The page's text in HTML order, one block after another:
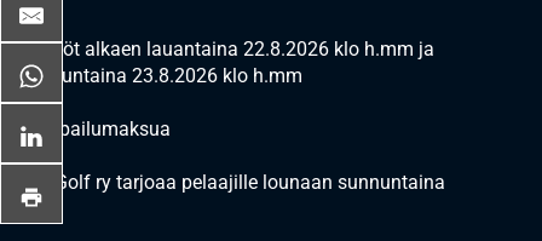
Lähdöt alkaen lauantaina 22.8.2026 klo h.mm ja
sunnuntaina 23.8.2026 klo h.mm
Ei kilpailumaksua
Eke Golf ry tarjoaa pelaajille lounaan sunnuntaina